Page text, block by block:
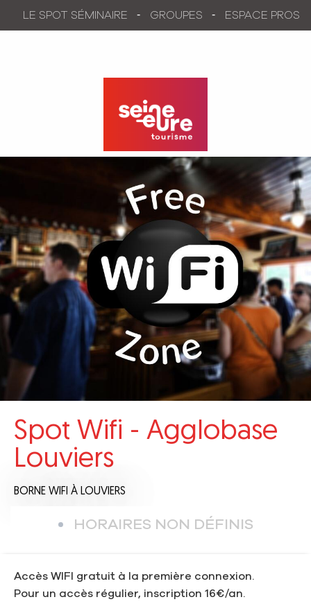
LE SPOT SÉMINAIRE GROUPES ESPACE PROS
Spot Wifi - Agglobase
Louviers
BORNE WIFI À LOUVIERS
HORAIRES NON DÉFINIS
Accès WIFI gratuit à la première connexion.
Pour un accès régulier, inscription 16€/an.